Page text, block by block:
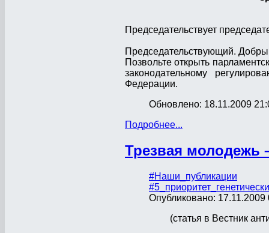
Председательствует
Председательствующий.
Позвольте открыть
законодательному
Федерации.
Обновлено: 18.11.2009
Подробнее...
Трезвая молодежь
#Наши_публикации
Опубликовано: 17.11.2009
(статья в Вестник